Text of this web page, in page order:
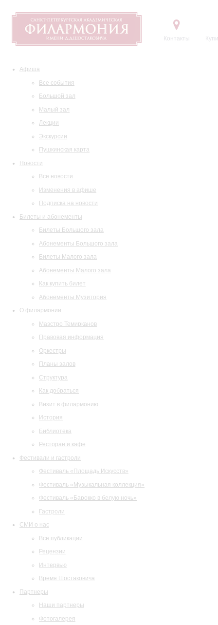
Контакты
Афиша
Все события
Большой зал
Малый зал
Лекции
Экскурсии
Пушкинская карта
Новости
Все новости
Изменения в афише
Подписка на новости
Билеты и абонементы
Билеты Большого зала
Абонементы Большого зала
Билеты Малого зала
Абонементы Малого зала
Как купить билет
Абонементы Музитория
О филармонии
Маэстро Темирканов
Правовая информация
Оркестры
Планы залов
Структура
Как добраться
Визит в филармонию
История
Библиотека
Ресторан и кафе
Фестивали и гастроли
Фестиваль «Площадь Искусств»
Фестиваль «Музыкальная коллекция»
Фестиваль «Барокко в белую ночь»
Гастроли
СМИ о нас
Все публикации
Рецензии
Интервью
Время Шостаковича
Партнеры
Наши партнеры
Фотогалерея